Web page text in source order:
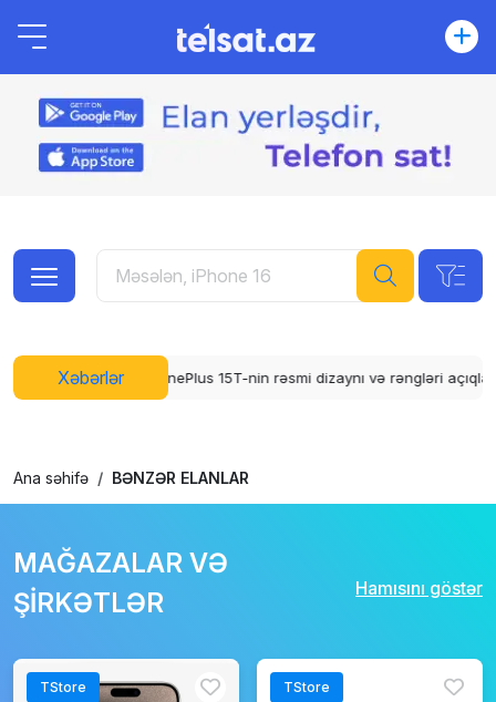
Xəbərlər
15T-nin rəsmi dizaynı və rəngləri açıqlandı WhatsApp üçün
Ana səhifə BƏNZƏR ELANLAR
MAĞAZALAR VƏ
ŞİRKƏTLƏR
Hamısını göstər
TStore TStore